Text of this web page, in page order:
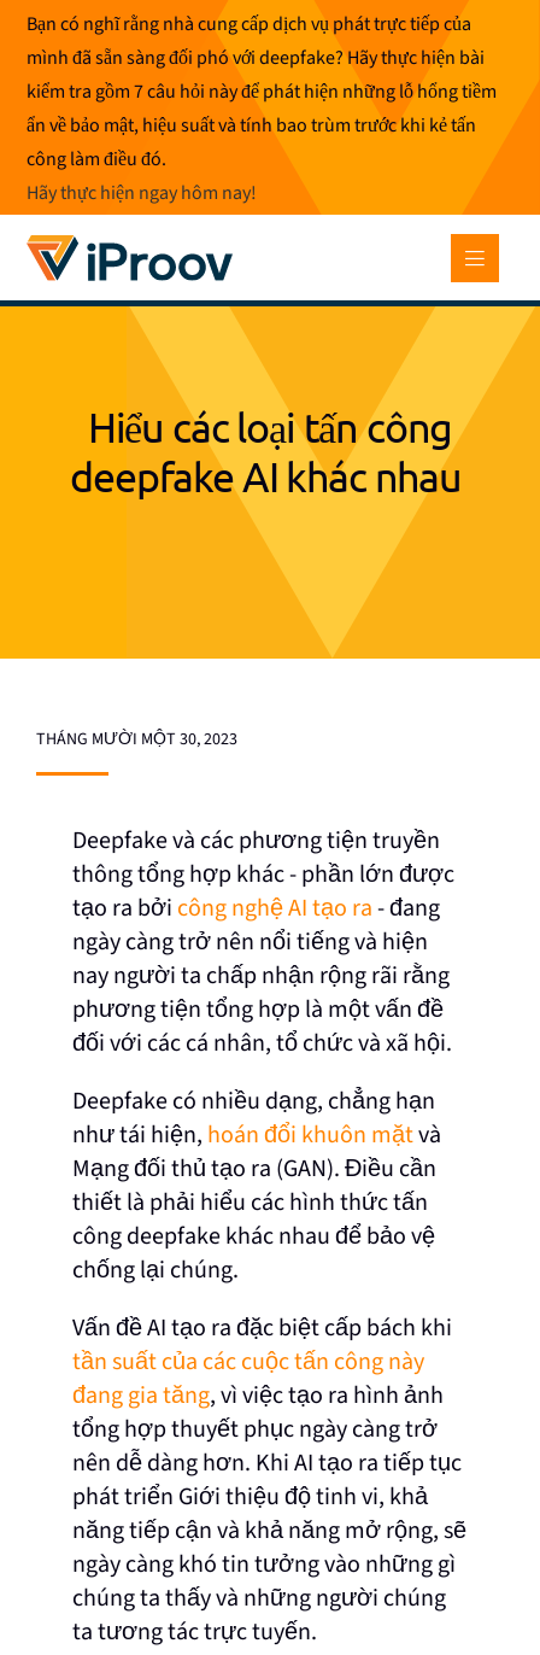
qua
phần
nội
dung
Bạn có nghĩ rằng nhà cung cấp dịch vụ phát trực tiếp của
mình đã sẵn sàng đối phó với deepfake? Hãy thực hiện bài
kiểm tra gồm 7 câu hỏi này để phát hiện những lỗ hổng tiềm
ẩn về bảo mật, hiệu suất và tính bao trùm trước khi kẻ tấn
công làm điều đó.
Hãy thực hiện ngay hôm nay!
Hiểu các loại tấn công
deepfake AI khác nhau
THÁNG MƯỜI MỘT 30, 2023
Deepfake và các phương tiện truyền
thông tổng hợp khác - phần lớn được
tạo ra bởi công nghệ AI tạo ra- đang
ngày càng trở nên nổi tiếng và hiện
nay người ta chấp nhận rộng rãi rằng
phương tiện tổng hợp là một vấn đề
đối với các cá nhân, tổ chức và xã hội.
Deepfake có nhiều dạng, chẳng hạn
như tái hiện, hoán đổi khuôn mặtvà
Mạng đối thủ tạo ra (GAN). Điều cần
thiết là phải hiểu các hình thức tấn
công deepfake khác nhau để bảo vệ
chống lại chúng.
Vấn đề AI tạo ra đặc biệt cấp bách khi
tần suất của các cuộc tấn công này
đang gia tăng, vì việc tạo ra hình ảnh
tổng hợp thuyết phục ngày càng trở
nên dễ dàng hơn. Khi AI tạo ra tiếp tục
phát triển Giới thiệu độ tinh vi, khả
năng tiếp cận và khả năng mở rộng, sẽ
ngày càng khó tin tưởng vào những gì
chúng ta thấy và những người chúng
ta tương tác trực tuyến.